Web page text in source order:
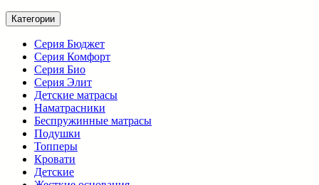
Категории
Серия Бюджет
Серия Комфорт
Серия Био
Серия Элит
Детские матрасы
Наматрасники
Беспружинные матрасы
Подушки
Топперы
Кровати
Детские